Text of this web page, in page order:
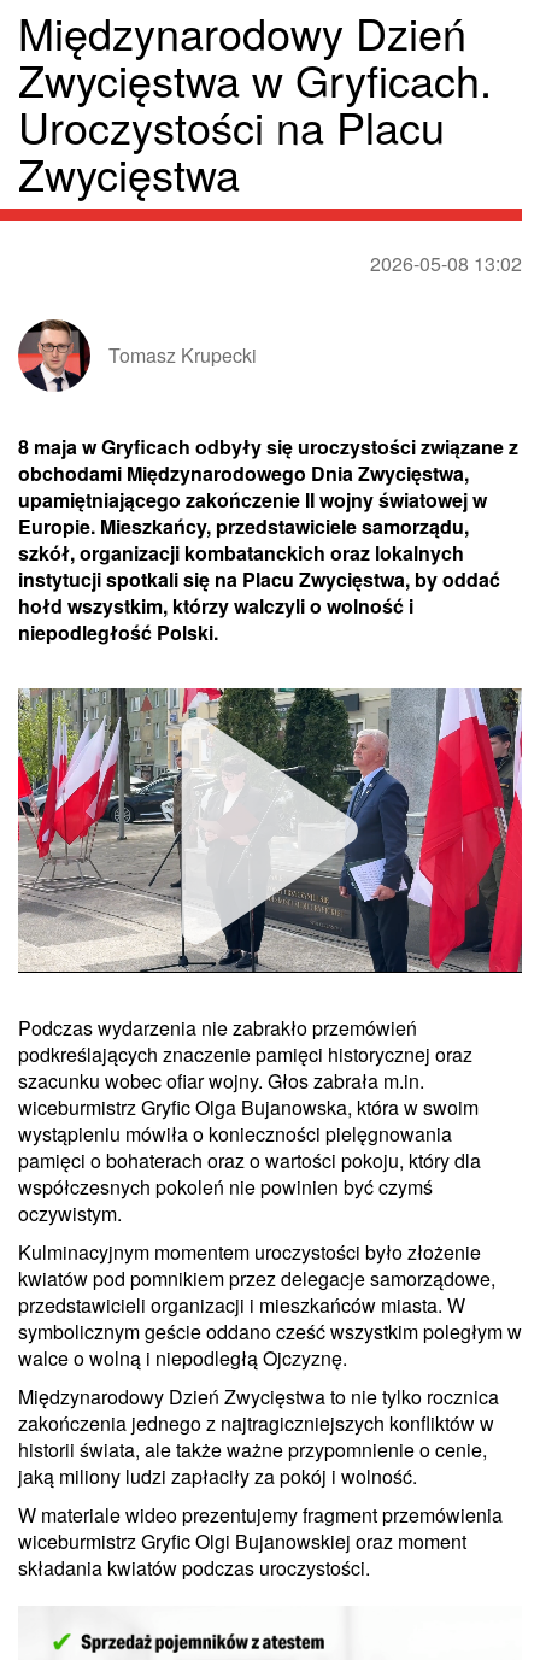
Międzynarodowy Dzień
Zwycięstwa w Gryficach.
Uroczystości na Placu
Zwycięstwa
2026-05-08 13:02
Tomasz Krupecki
8 maja w Gryficach odbyły się uroczystości związane z
obchodami Międzynarodowego Dnia Zwycięstwa,
upamiętniającego zakończenie II wojny światowej w
Europie. Mieszkańcy, przedstawiciele samorządu,
szkół, organizacji kombatanckich oraz lokalnych
instytucji spotkali się na Placu Zwycięstwa, by oddać
hołd wszystkim, którzy walczyli o wolność i
niepodległość Polski.
Unmute
Podczas wydarzenia nie zabrakło przemówień
podkreślających znaczenie pamięci historycznej oraz
szacunku wobec ofiar wojny. Głos zabrała m.in.
wiceburmistrz Gryfic Olga Bujanowska, która w swoim
wystąpieniu mówiła o konieczności pielęgnowania
pamięci o bohaterach oraz o wartości pokoju, który dla
współczesnych pokoleń nie powinien być czymś
oczywistym.
Kulminacyjnym momentem uroczystości było złożenie
kwiatów pod pomnikiem przez delegacje samorządowe,
przedstawicieli organizacji i mieszkańców miasta. W
symbolicznym geście oddano cześć wszystkim poległym w
walce o wolną i niepodległą Ojczyznę.
Międzynarodowy Dzień Zwycięstwa to nie tylko rocznica
zakończenia jednego z najtragiczniejszych konfliktów w
historii świata, ale także ważne przypomnienie o cenie,
jaką miliony ludzi zapłaciły za pokój i wolność.
W materiale wideo prezentujemy fragment przemówienia
wiceburmistrz Gryfic Olgi Bujanowskiej oraz moment
składania kwiatów podczas uroczystości.